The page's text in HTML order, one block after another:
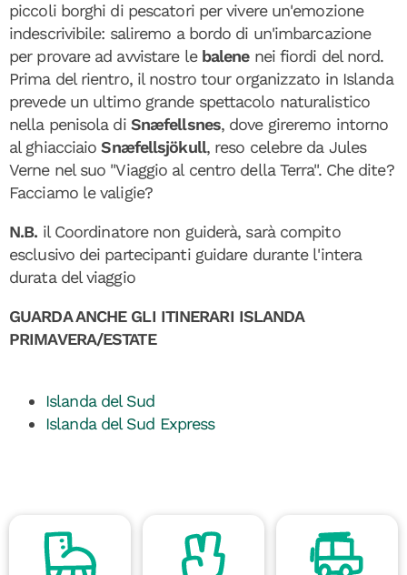
piccoli borghi di pescatori per vivere un'emozione
indescrivibile: saliremo a bordo di un'imbarcazione
per provare ad avvistare le balene nei fiordi del nord.
Prima del rientro, il nostro tour organizzato in Islanda
prevede un ultimo grande spettacolo naturalistico
nella penisola di Snæfellsnes, dove gireremo intorno
al ghiacciaioSnæfellsjökull, reso celebre da Jules
Verne nel suo "Viaggio al centro della Terra". Che dite?
Facciamo le valigie?
N.B. il Coordinatore non guiderà, sarà compito
esclusivo dei partecipanti guidare durante l'intera
durata del viaggio
GUARDA ANCHE GLI ITINERARI ISLANDA
PRIMAVERA/ESTATE
Islanda del Sud
Islanda del Sud Express